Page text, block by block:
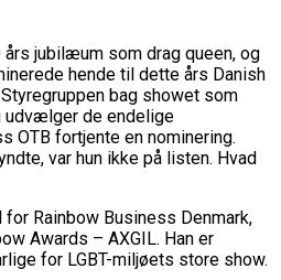
jubilæum som drag queen, og
hende til dette års Danish
bag showet som
udvælger de endelige
OTB fortjente en nominering.
var hun ikke på listen. Hvad
Rainbow Business Denmark,
Awards – AXGIL. Han er
for LGBT-miljøets store show.